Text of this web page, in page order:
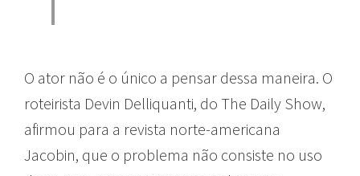
O ator não é o único a pensar dessa maneira. O
roteirista Devin Delliquanti, do The Daily Show,
afirmou para a revista norte-americana
Jacobin, que o problema não consiste no uso